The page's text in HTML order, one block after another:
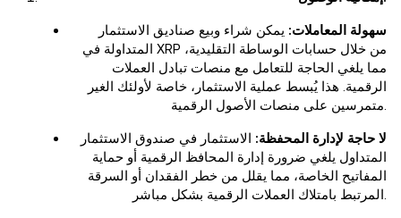
سهولة المعاملات: يمكن شراء وبيع صناديق الاستثمار
المتداولة في XRP من خلال حسابات الوساطة التقليدية،
مما يلغي الحاجة للتعامل مع منصات تبادل العملات
الرقمية. هذا يُبسط عملية الاستثمار، خاصة لأولئك الغير
لا حاجة لإدارة المحفظة: الاستثمار في صندوق الاستثمار
المتداول يلغي ضرورة إدارة المحافظ الرقمية أو حماية
المفاتيح الخاصة، مما يقلل من خطر الفقدان أو السرقة